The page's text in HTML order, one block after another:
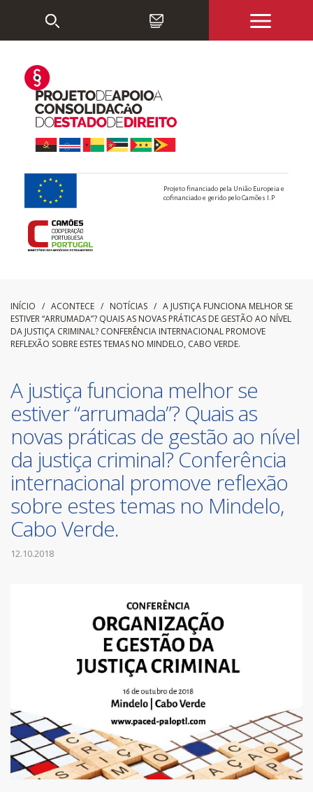
Projeto financiado pela União Europeia e
cofinanciado e gerido pelo Camões I.P
INÍCIO / ACONTECE / NOTÍCIAS / A JUSTIÇA FUNCIONA MELHOR SE
ESTIVER “ARRUMADA”? QUAIS AS NOVAS PRÁTICAS DE GESTÃO AO NÍVEL
DA JUSTIÇA CRIMINAL? CONFERÊNCIA INTERNACIONAL PROMOVE
REFLEXÃO SOBRE ESTES TEMAS NO MINDELO, CABO VERDE.
A justiça funciona melhor se
estiver “arrumada”? Quais as
novas práticas de gestão ao nível
da justiça criminal? Conferência
internacional promove reflexão
sobre estes temas no Mindelo,
Cabo Verde.
12.10.2018